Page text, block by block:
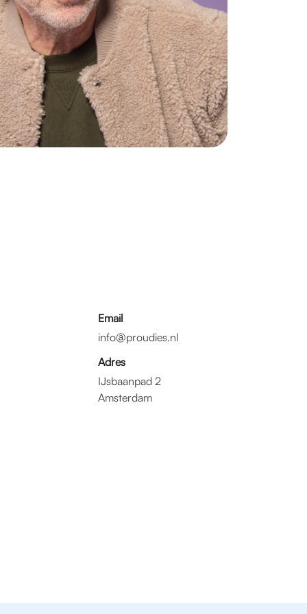
Email
info@proudies.nl
Adres
IJsbaanpad 2
Amsterdam